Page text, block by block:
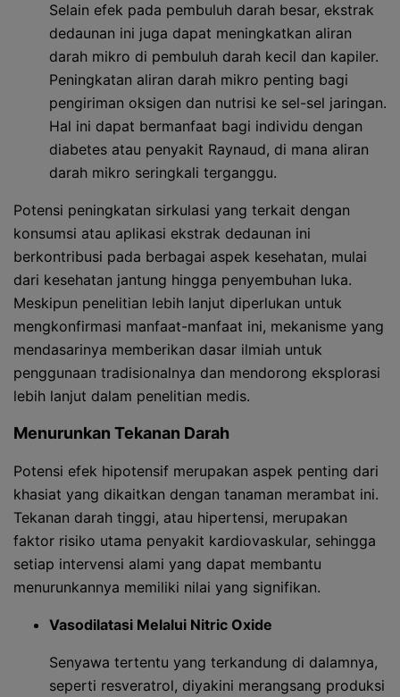
Selain efek pada pembuluh darah besar, ekstrak
dedaunan ini juga dapat meningkatkan aliran
darah mikro di pembuluh darah kecil dan kapiler.
Peningkatan aliran darah mikro penting bagi
pengiriman oksigen dan nutrisi ke sel-sel jaringan.
Hal ini dapat bermanfaat bagi individu dengan
diabetes atau penyakit Raynaud, di mana aliran
darah mikro seringkali terganggu.
Potensi peningkatan sirkulasi yang terkait dengan
konsumsi atau aplikasi ekstrak dedaunan ini
berkontribusi pada berbagai aspek kesehatan, mulai
dari kesehatan jantung hingga penyembuhan luka.
Meskipun penelitian lebih lanjut diperlukan untuk
mengkonfirmasi manfaat-manfaat ini, mekanisme yang
mendasarinya memberikan dasar ilmiah untuk
penggunaan tradisionalnya dan mendorong eksplorasi
lebih lanjut dalam penelitian medis.
Menurunkan Tekanan Darah
Potensi efek hipotensif merupakan aspek penting dari
khasiat yang dikaitkan dengan tanaman merambat ini.
Tekanan darah tinggi, atau hipertensi, merupakan
faktor risiko utama penyakit kardiovaskular, sehingga
setiap intervensi alami yang dapat membantu
menurunkannya memiliki nilai yang signifikan.
Vasodilatasi Melalui Nitric Oxide
Senyawa tertentu yang terkandung di dalamnya,
seperti resveratrol, diyakini merangsang produksi